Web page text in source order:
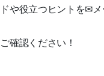
や役立つヒントを✉
確認ください！